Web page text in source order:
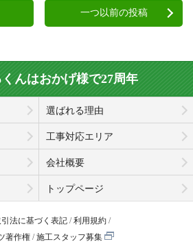
一つ以前の投稿
んはおかげ様で27周年
選ばれる理由
工事対応エリア
会社概要
トップページ
法に基づく表記
利用規約
著作権
施工スタッフ募集